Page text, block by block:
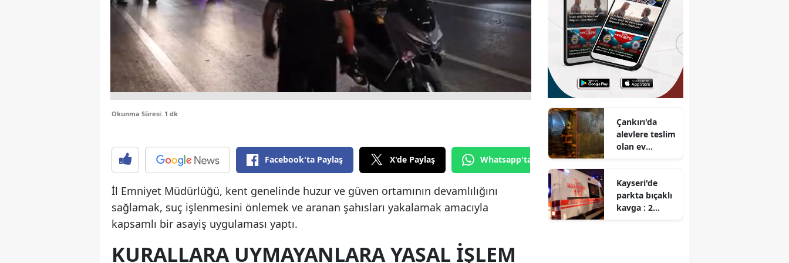
Yozgat
Zonguldak
Aksaray
Bayburt
Batman
Şırnak
Bartın
Okunma Süresi: 1 dk
Facebook'ta Paylaş X'de Paylaş Whatsapp'tan Gönder
İl Emniyet Müdürlüğü, kent genelinde huzur ve güven ortamının devamlılığını
sağlamak, suç işlenmesini önlemek ve aranan şahısları yakalamak amacıyla
kapsamlı bir asayiş uygulaması yaptı.
KURALLARA UYMAYANLARA YASAL IŞLEM
Çankırı'da
alevlere teslim
olan ev
Kayseri'de
parkta bıçaklı
kavga : 2